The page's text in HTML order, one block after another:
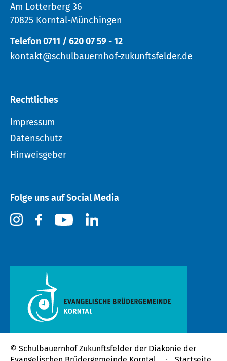
Am Lotterberg 36
70825 Korntal-Münchingen
Telefon 0711 / 620 07 59 - 12
kontakt@schulbauernhof-zukunftsfelder.de
Rechtliches
Impressum
Datenschutz
Hinweisgeber
Folge uns auf Social Media
© Schulbauernhof Zukunftsfelder der Diakonie der